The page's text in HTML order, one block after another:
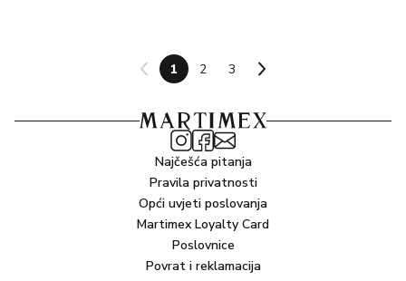
1 2 3
Najčešća pitanja
Pravila privatnosti
Opći uvjeti poslovanja
Martimex Loyalty Card
Poslovnice
Povrat i reklamacija